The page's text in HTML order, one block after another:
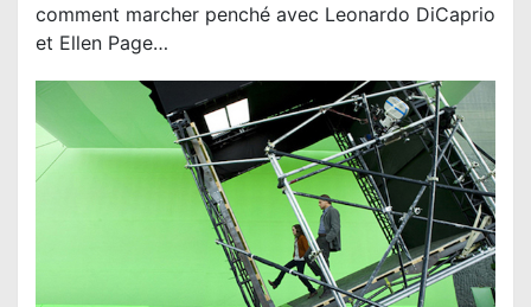
comment marcher penché avec Leonardo DiCaprio
et Ellen Page…